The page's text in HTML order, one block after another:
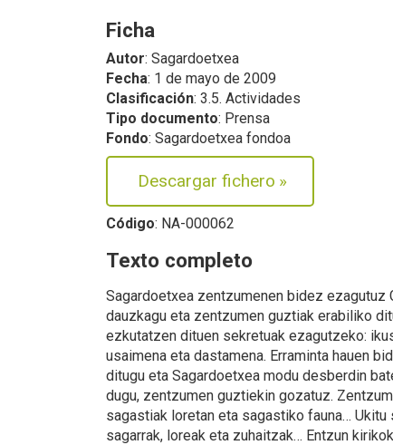
Ficha
Autor: Sagardoetxea
Fecha: 1 de mayo de 2009
Clasificación: 3.5. Actividades
Tipo documento: Prensa
Fondo: Sagardoetxea fondoa
Descargar fichero »
Código: NA-000062
Texto completo
Sagardoetxea zentzumenen bidez ezagutuz
dauzkagu eta zentzumen guztiak erabiliko
ezkutatzen dituen sekretuak ezagutzeko:
usaimena eta dastamena. Erraminta hauen
ditugu eta Sagardoetxea modu desberdin
dugu, zentzumen guztiekin gozatuz.
sagastiak loretan eta sagastiko fauna… Ukitu
sagarrak, loreak eta zuhaitzak… Entzun